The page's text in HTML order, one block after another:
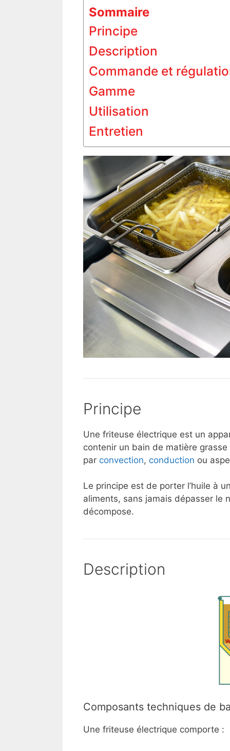
Sommaire
Principe
Description
Commande et
Gamme
Utilisation
Entretien
Principe
Une friteuse électrique est un
contenir un bain de matière
par convection, conduction ou
Le principe est de porter l’huile à
aliments, sans jamais dépasser le
décompose.
Description
Composants techniques de
Une friteuse électrique comporte :